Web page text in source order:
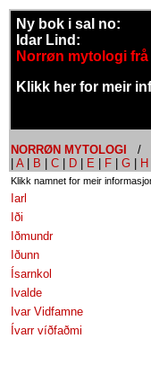
Ny bok i sal no:
Idar Lind:
Norrøn mytologi frå
Klikk her for meir
NORRØN MYTOLOGI /
A B C D E F G H
Klikk namnet for meir
Iarl
Iði
Iðmundr
Iðunn
Ísarnkol
Ivalde
Ivar Vidfamne
Ívarr víðfaðmi